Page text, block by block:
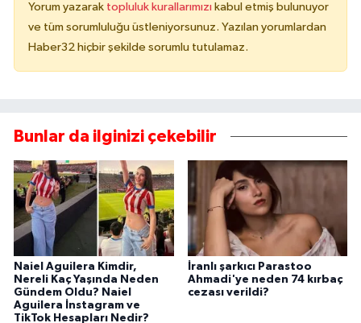
Yorum yazarak topluluk kurallarımızı kabul etmiş bulunuyor
ve tüm sorumluluğu üstleniyorsunuz. Yazılan yorumlardan
Haber32 hiçbir şekilde sorumlu tutulamaz.
Bunlar da ilginizi çekebilir
Naiel Aguilera Kimdir,
Nereli Kaç Yaşında Neden
Gündem Oldu? Naiel
Aguilera İnstagram ve
TikTok Hesapları Nedir?
İranlı şarkıcı Parastoo
Ahmadi'ye neden 74 kırbaç
cezası verildi?